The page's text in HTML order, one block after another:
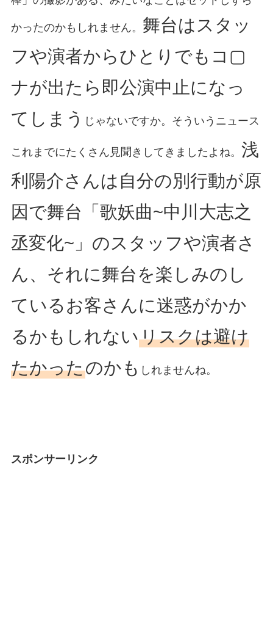
かったのかもしれません。 舞台はスタッ
フや演者からひとりでもコ▢
ナが出たら即公演中止になっ
てしまう じゃないですか。そういうニュース
これまでにたくさん見聞きしてきましたよね。 浅
利陽介さんは自分の別行動が原
因で舞台「歌妖曲~中川大志之
丞変化~」のスタッフや演者さ
ん、それに舞台を楽しみのし
ているお客さんに迷惑がかか
るかもしれないリスクは避け
たかったのかも しれませんね。
スポンサーリンク